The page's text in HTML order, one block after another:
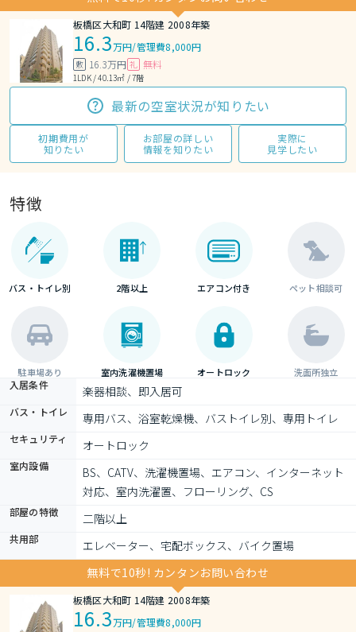
板橋区大和町 14階建 2008年築
16.3万円/管理費8,000円
敷 16.3万円 礼 無料
1LDK / 40.13㎡ / 7階
最新の空室状況が知りたい
初期費用が
知りたい
お部屋の詳しい
情報を知りたい
実際に
見学したい
特徴
バス・トイレ別 2階以上 エアコン付き ペット相談可
駐車場あり 室内洗濯機置場 オートロック 洗面所独立
入居条件 楽器相談、即入居可
バス・トイレ 専用バス、浴室乾燥機、バストイレ別、専用トイレ
セキュリティ オートロック
室内設備
BS、CATV、洗濯機置場、エアコン、インターネット
対応、室内洗濯置、フローリング、CS
部屋の特徴 二階以上
共用部
エレベーター、宅配ボックス、バイク置場
無料で10秒! カンタンお問い合わせ
板橋区大和町 14階建 2008年築
16.3万円/管理費8,000円